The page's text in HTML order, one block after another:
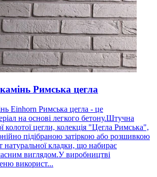
Римська цегла
Einhorn Римська цегла - це
на основі легкого бетону.Штучна
колотої цегли, колекція "Цегла Римська",
підібраною затіркою або розшивкою
натуральної кладки, що набирає
виглядом.У виробництві
використ...